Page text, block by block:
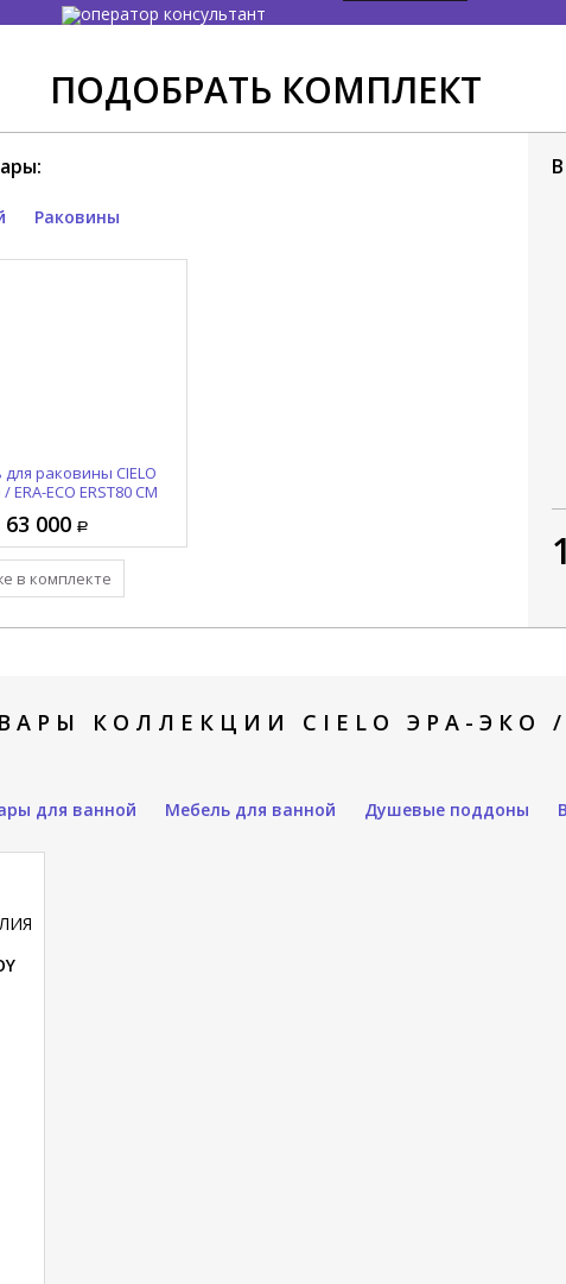
ПОДОБРАТЬ КОМПЛЕКТ
Раковины
раковины CIELO
ERA-ECO ERST80 CM
63 000
в комплекте
CIELO
ECO ERPLSX CM
11 230
в комплект
КОЛЛЕКЦИИ CIELO ЭРА-ЭКО /
для ванной Мебель для ванной Душевые поддоны